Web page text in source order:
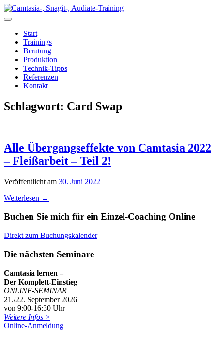
Zum
Inhalt
Start
Trainings
Beratung
Produktion
Technik-Tipps
Referenzen
Kontakt
Schlagwort: Card Swap
Alle Übergangseffekte von Camtasia 2022
– Fleißarbeit – Teil 2!
Veröffentlicht am 30. Juni 2022
Weiterlesen →
Buchen Sie mich für ein Einzel-Coaching Online
Direkt zum Buchungskalender
Die nächsten Seminare
Camtasia lernen –
Der Komplett-Einstieg
ONLINE-SEMINAR
21./22. September 2026
von 9:00-16:30 Uhr
Weitere Infos >
Online-Anmeldung